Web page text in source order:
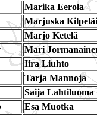
Marika Eerola
Marjuska
Marjo Ketelä
Mari
Iira Liuhto
Tarja Mannoja
Saija Lahtiluoma
Esa Muotka